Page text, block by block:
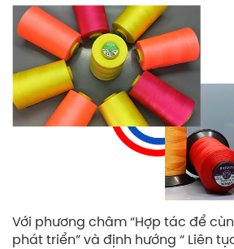
Với phương châm “Hợp tác để
phát triển” và định hướng “ Liên